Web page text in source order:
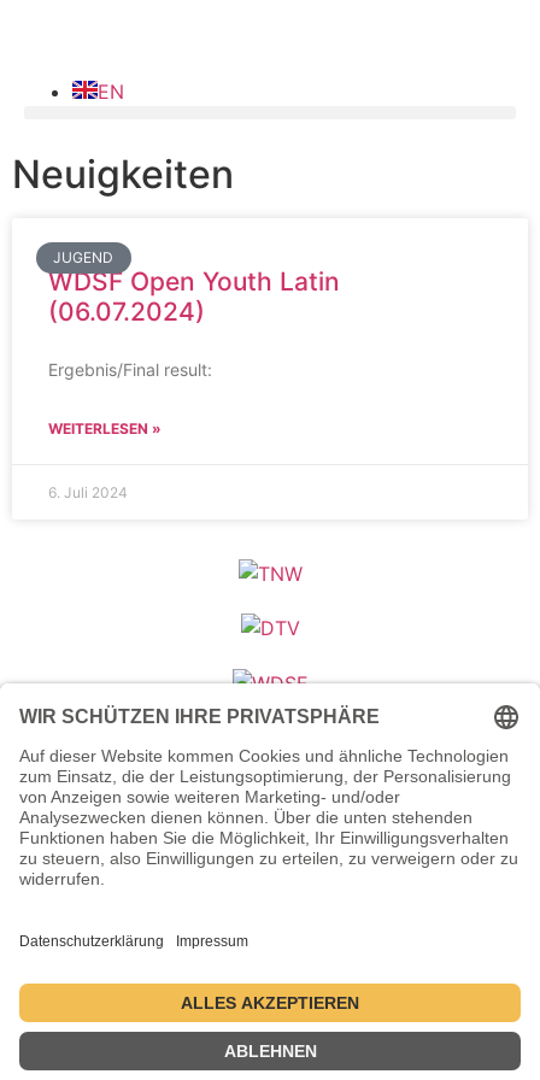
EN
Neuigkeiten
JUGEND
WDSF Open Youth Latin
(06.07.2024)
Ergebnis/Final result:
WEITERLESEN »
6. Juli 2024
Veranstalter (Ausrichter):
Tanzsportverband Nordrhein-Westfalen e.V.
Veranstaltungsort:
Historische Stadthalle Wuppertal
Johannisberg 40
2.–5. Juli 2026 ・ 1.–4. Juli 2027 ・ 6.–9. Juli 2028
Kontakt Datenschutzerklärung Impressum